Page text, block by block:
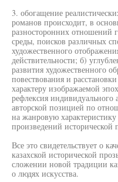
3. обогащение
романов происходит, в
разносторонних отношений
среды, поисков различных
художественного
действительности; б)
развития художественного
повествования и
характеру изображаемой
рефлексия индивидуального
авторской позицией по
на жанровую
произведений исторической
Все это свидетельствует о
казахской исторической
сложении новой традиции
о людях искусства.